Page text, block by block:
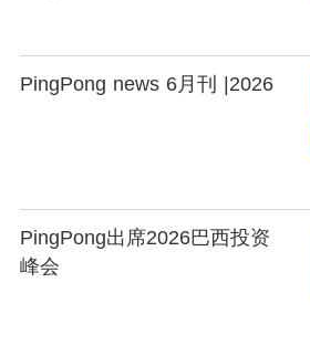
PingPong news 6月刊 |2026
PingPong出席2026巴西投资
峰会